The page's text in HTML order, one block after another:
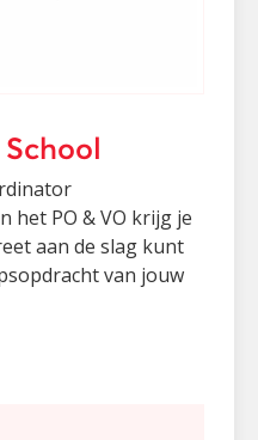
het PO & VO krijg je
aan de slag kunt
van jouw